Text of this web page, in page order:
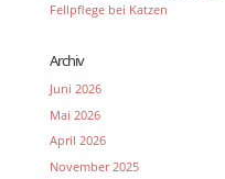
Fellpflege bei Katzen
Archiv
Juni 2026
Mai 2026
April 2026
November 2025